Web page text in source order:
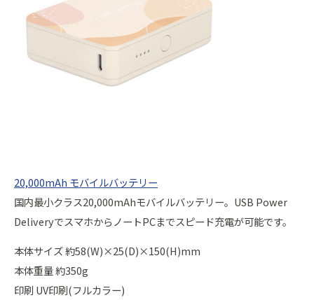
20,000mAh モバイルバッテリー
国内最小クラス20,000mAhモバイルバッテリー。USB Power
DeliveryでスマホからノートPCまでスピード充電が可能です。
本体サイズ 約58(W)×25(D)×150(H)mm
本体重量 約350g
印刷 UV印刷(フルカラー)